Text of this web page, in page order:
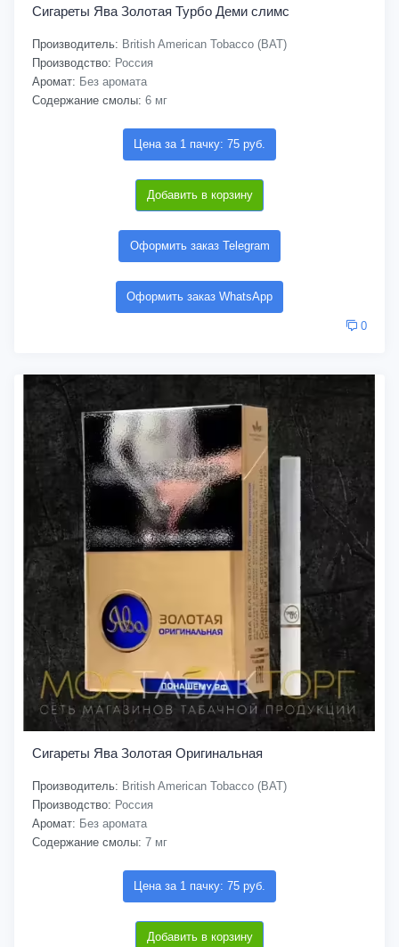
Сигареты Ява Золотая Турбо Деми слимс
Производитель: British American Tobacco (BAT)
Производство: Россия
Аромат: Без аромата
Содержание смолы: 6 мг
Цена за 1 пачку: 75 руб.
Добавить в корзину
Оформить заказ Telegram
Оформить заказ WhatsApp
0
Сигареты Ява Золотая Оригинальная
Производитель: British American Tobacco (BAT)
Производство: Россия
Аромат: Без аромата
Содержание смолы: 7 мг
Цена за 1 пачку: 75 руб.
Добавить в корзину